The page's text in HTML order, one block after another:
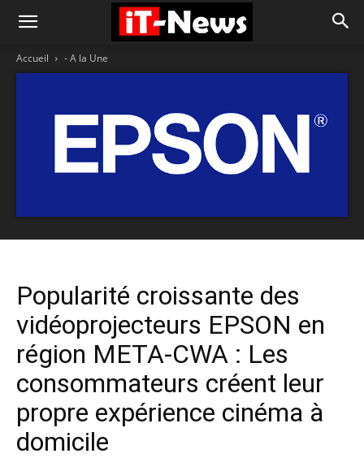
Accueil - A la Une
Popularité croissante des
vidéoprojecteurs EPSON en
région META-CWA : Les
consommateurs créent leur
propre expérience cinéma à
domicile